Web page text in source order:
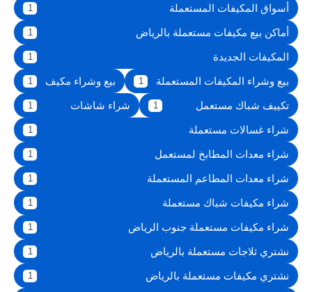
أسواق المكيفات المستعملة 1
أماكن بيع مكيفات مستعملة بالرياض 1
المكيفات الجديدة 1
بيع وشراء المكيفات المستعملة 1 بيع وشراء مكيف 1
تكييف شباك مستعمل 1 شراء شاشات 1
شراء غسالات مستعملة 1
شراء معدات المطابخ لمستعمل 1
شراء معدات المطاعم المستعملة 1
شراء مكيفات شباك مستعملة 1
شراء مكيفات مستعملة جنوب الرياض 1
نشتري ثلاجات مستعملة بالرياض 1
نشتري مكيفات مستعملة بالرياض 1